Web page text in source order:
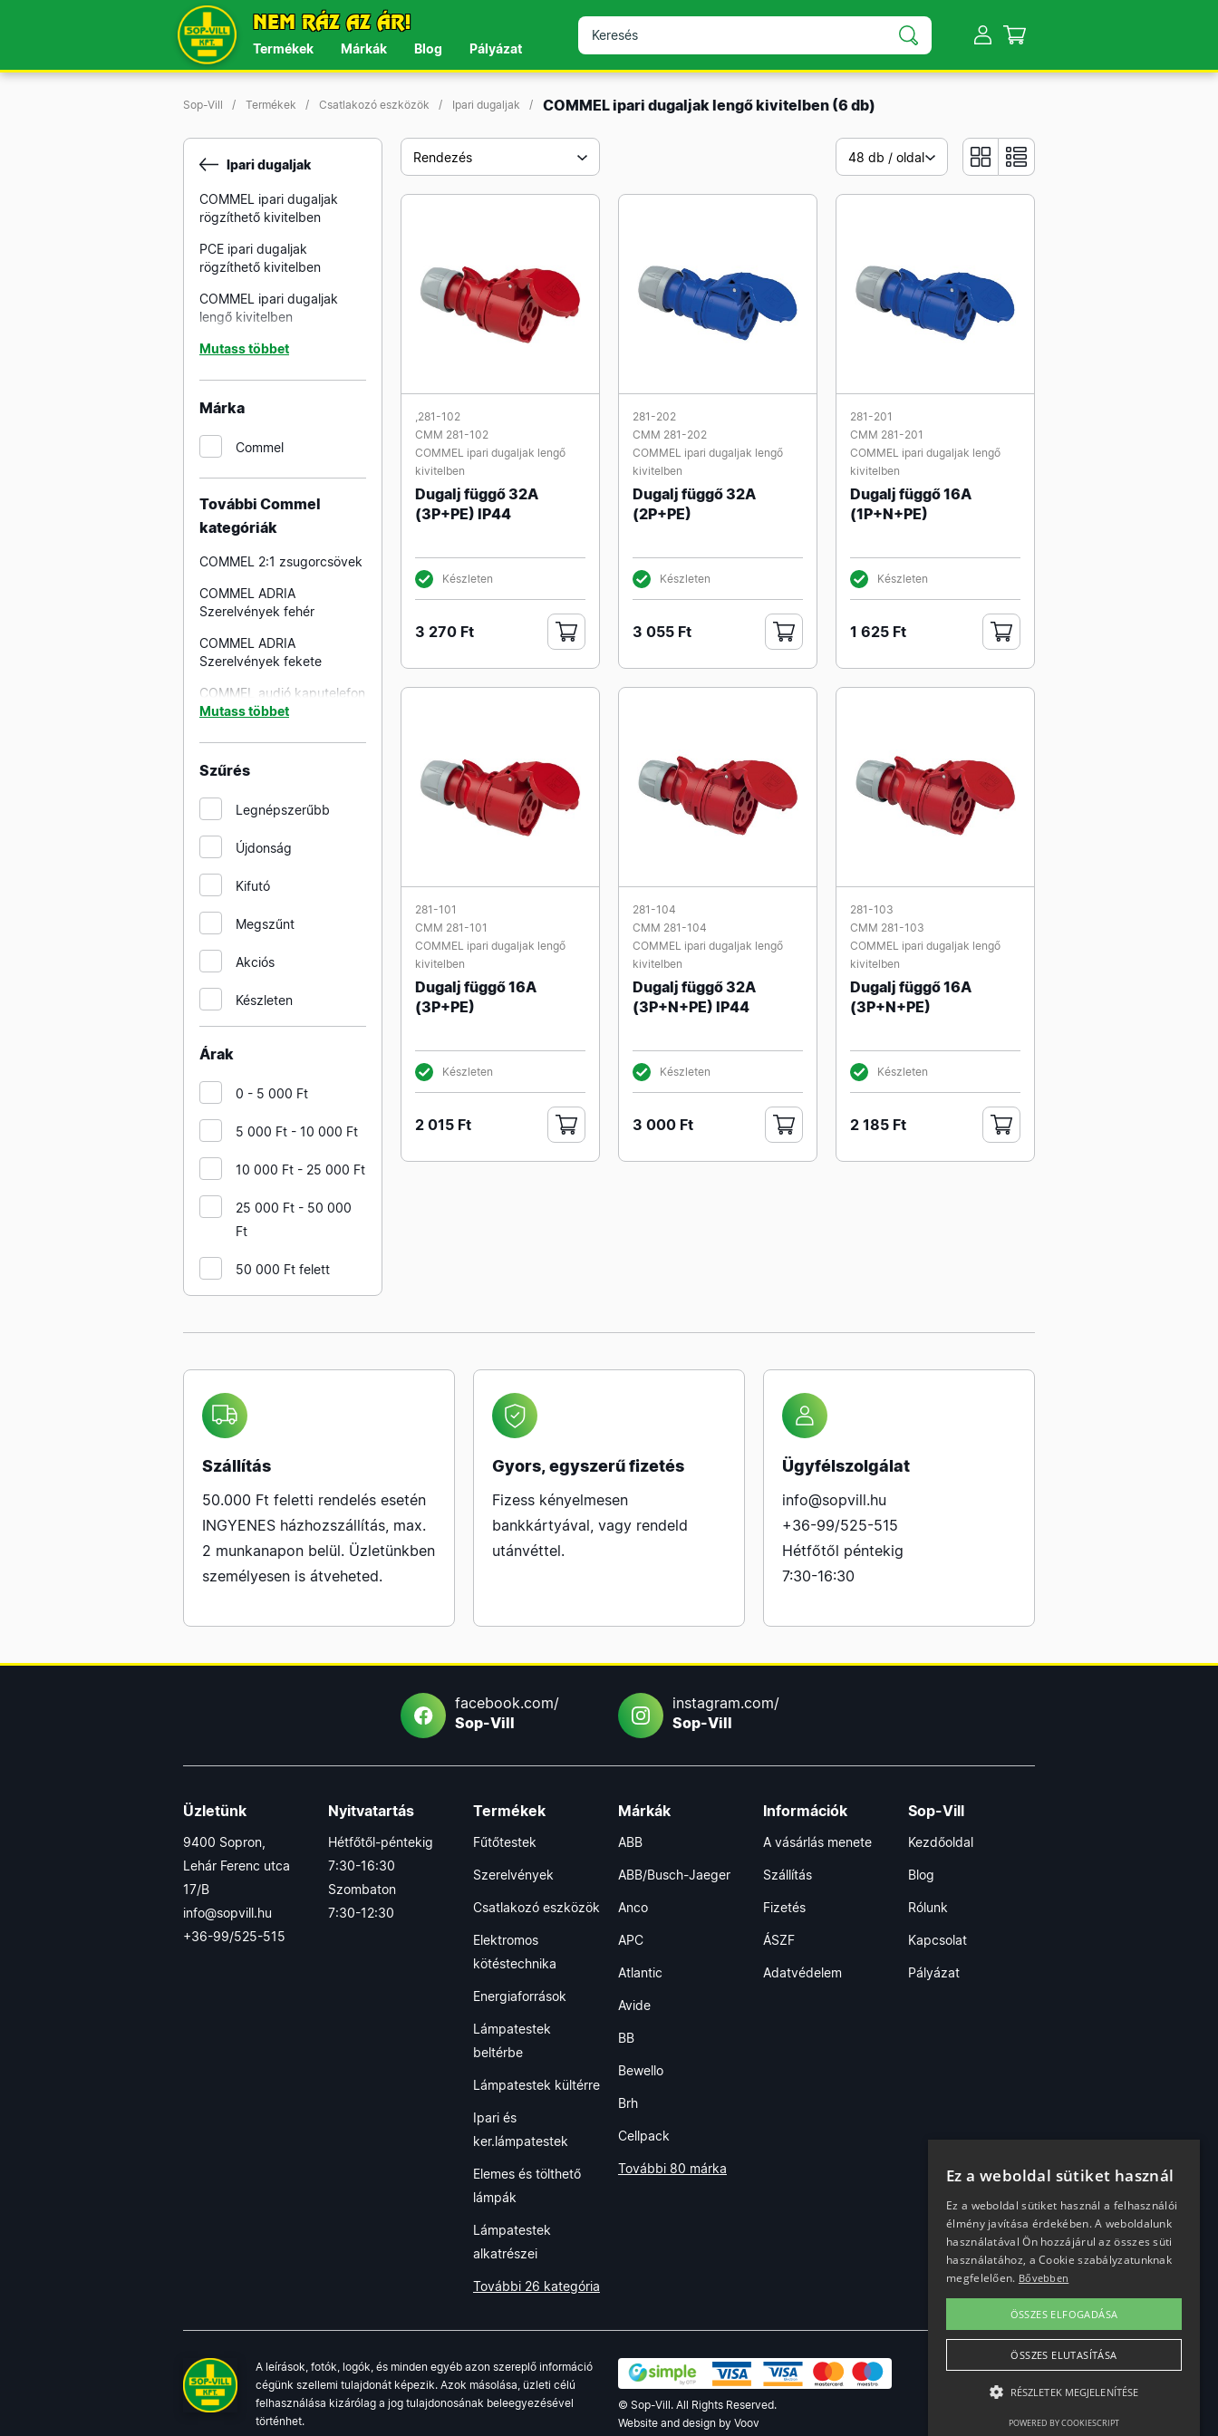
NEM RÁZ AZ ÁR!
Termékek Márkák Blog Pályázat
Sop-Vill Termékek Csatlakozó eszközök Ipari dugaljak COMMEL ipari dugaljak lengő kivitelben (6 db)
Ipari dugaljak
COMMEL ipari dugaljak
rögzíthető kivitelben
PCE ipari dugaljak
rögzíthető kivitelben
COMMEL ipari dugaljak
lengő kivitelben
PCE ipari dugaljak lengő
PCE ipari dugaljak
beépíthető kivitelben
ABB ipari dugaljak
Mutass többet
Márka
Commel
További Commel
kategóriák
COMMEL 2:1 zsugorcsövek
COMMEL ADRIA
Szerelvények fehér
COMMEL ADRIA
Szerelvények fekete
COMMEL audió kaputelefon
készletek
COMMEL falon kívüli
elosztószekrények
bakelit M10×1
COMMEL foglalat E27
bakelit szerelt
COMMEL fogyasztásmérők
COMMEL ipari csatlakozók
COMMEL kismegszakítók
COMMEL szigetelt
kábelsaruk
COMMEL szigetelt
COMMEL T elosztók
COMMEL dobos
hosszabbítók
lengő kivitelben
COMMEL szerelt
hosszabbítók PVC
köpennyel
COMMEL kapcsolóórák
dugaszolható digitális
kivitelben
COMMEL ipari dugvillák
rögzíthető kivitelben
tölthető kivitelben
COMMEL szigetelt
Mutass többet
Szűrés
Legnépszerűbb
Újdonság
Kifutó
Megszűnt
Akciós
Készleten
Árak
0 - 5 000 Ft
5 000 Ft - 10 000 Ft
10 000 Ft - 25 000 Ft
25 000 Ft - 50 000
Ft
50 000 Ft felett
Rendezés 48 db / oldal
,281-102
CMM 281-102
COMMEL ipari dugaljak lengő
kivitelben
Dugalj függő 32A
(3P+PE) IP44
Készleten
3 270 Ft
281-202
CMM 281-202
COMMEL ipari dugaljak lengő
kivitelben
Dugalj függő 32A
(2P+PE)
Készleten
3 055 Ft
281-201
CMM 281-201
COMMEL ipari dugaljak lengő
kivitelben
Dugalj függő 16A
(1P+N+PE)
Készleten
1 625 Ft
281-101
CMM 281-101
COMMEL ipari dugaljak lengő
kivitelben
Dugalj függő 16A
(3P+PE)
Készleten
2 015 Ft
281-104
CMM 281-104
COMMEL ipari dugaljak lengő
kivitelben
Dugalj függő 32A
(3P+N+PE) IP44
Készleten
3 000 Ft
281-103
CMM 281-103
COMMEL ipari dugaljak lengő
kivitelben
Dugalj függő 16A
(3P+N+PE)
Készleten
2 185 Ft
Szállítás
50.000 Ft feletti rendelés esetén
INGYENES házhozszállítás, max.
2 munkanapon belül. Üzletünkben
személyesen is átveheted.
Gyors, egyszerű fizetés
Fizess kényelmesen
bankkártyával, vagy rendeld
utánvéttel.
Ügyfélszolgálat
info@sopvill.hu
+36-99/525-515
Hétfőtől péntekig
7:30-16:30
facebook.com/
Sop-Vill
instagram.com/
Sop-Vill
Üzletünk
9400 Sopron,
Lehár Ferenc utca
17/B
info@sopvill.hu
+36-99/525-515
Nyitvatartás
Hétfőtől-péntekig
7:30-16:30
Szombaton
7:30-12:30
Termékek
Fűtőtestek
Szerelvények
Csatlakozó eszközök
Elektromos
kötéstechnika
Energiaforrások
Lámpatestek
beltérbe
Lámpatestek kültérre
Ipari és
ker.lámpatestek
Elemes és tölthető
lámpák
Lámpatestek
alkatrészei
További 26 kategória
Márkák
ABB
ABB/Busch-Jaeger
Anco
APC
Atlantic
Avide
BB
Bewello
Brh
Cellpack
További 80 márka
Információk
A vásárlás menete
Szállítás
Fizetés
ÁSZF
Adatvédelem
Sop-Vill
Kezdőoldal
Blog
Rólunk
Kapcsolat
Pályázat
A leírások, fotók, logók, és minden egyéb azon szereplő információ
cégünk szellemi tulajdonát képezik. Azok másolása, üzleti célú
felhasználása kizárólag a jog tulajdonosának beleegyezésével
történhet.
© Sop-Vill. All Rights Reserved.
Website and design by Voov
Ez a weboldal sütiket használ
Ez a weboldal sütiket használ a felhasználói
élmény javítása érdekében. A weboldalunk
használatával Ön hozzájárul az összes süti
használatához, a Cookie szabályzatunknak
megfelelően. Bővebben
ÖSSZES ELFOGADÁSA
ÖSSZES ELUTASÍTÁSA
RÉSZLETEK MEGJELENÍTÉSE
POWERED BY COOKIESCRIPT